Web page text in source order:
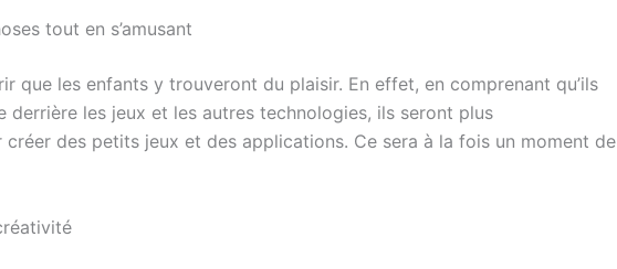
tout en s’amusant
que les enfants y trouveront du plaisir. En effet, en comprenant qu’ils
derrière les jeux et les autres technologies, ils seront plus
créer des petits jeux et des applications. Ce sera à la fois un moment de